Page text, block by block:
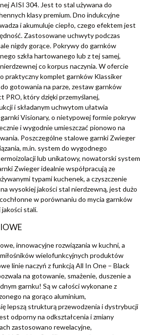
AISI 304. Jest to stal używana do
klasy premium. Dno indukcyjne
i akumuluje ciepło, czego efektem jest
Zastosowane uchwyty podczas
nigdy gorące. Pokrywy do garnków
szkła hartowanego lub z tej samej,
co korpus naczynia. W ofercie
praktyczny komplet garnków Klassiker
gotowania na parze, zestaw garnków
PRO, który dzięki przemyślanej,
i składanym uchwytom ułatwia
Visionary, o nietypowej formie pokryw
i wygodnie umieszczać pionowo na
Poszczególne stalowe garnki Zwieger
m.in. system do wygodnego
lub unikatowy, nowatorski system
Zwieger idealnie współpracują ze
typami kuchenek, a czyszczenie
wysokiej jakości stal nierdzewną, jest dużo
w porównaniu do mycia garnków
stali.
innowacyjne rozwiązania w kuchni, a
wielofunkcyjnych produktów
linie naczyń z funkcją All In One – Black
na gotowanie, smażenie, duszenie a
garnku! Są w całości wykonane z
na gorąco aluminium,
lepszą strukturą przewodzenia i dystrybucji
odporny na odkształcenia i zmiany
zastosowano rewelacyjne,